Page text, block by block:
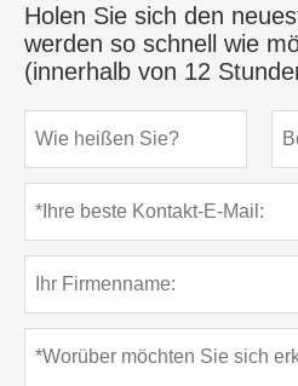
Holen Sie sich den
werden so schnell wie
(innerhalb von 12